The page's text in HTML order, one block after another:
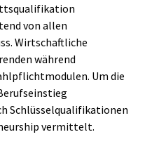
von allen
Wirtschaftliche
während
Um die
Schlüsselqualifikationen
vermittelt.